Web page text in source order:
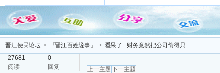
晋江便民论坛 > 『晋江百姓说事』 > 看呆了...财务竟然把公司偷得只 ..
27681
阅读
0
回复
上一主题 下一主题